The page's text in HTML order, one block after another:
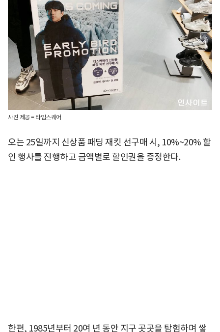
사진 제공 = 타임스퀘어
오는 25일까지 신상품 패딩 재킷 선구매 시, 10%~20% 할
인 행사를 진행하고 금액별로 할인권을 증정한다.
한편, 1985년부터 20여 년 동안 지구 곳곳을 탐험하며 쌓